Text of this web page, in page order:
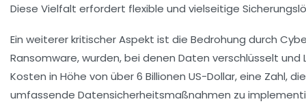
Diese Vielfalt erfordert flexible und vielseitige
Ein weiterer kritischer Aspekt ist die Bedrohung durch
Ransomware, wurden, bei denen Daten verschlüsselt
Kosten in Höhe von über6 Billionen US-Dollar, eine Zahl,
umfassende Datensicherheitsmaßnahmen zu